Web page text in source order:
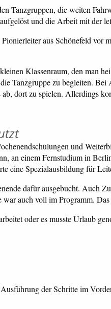
Tanzgruppen, die weiten
und die Arbeit mit der
aus Schönefeld
Klassenraum, den man
Tanzgruppe zu begleiten.
ab, dort zu spielen.
und
an einem Fernstudium in
eine Spezialausbildung für
dafür ausgebucht. Auch
auch voll im Programm.
oder es musste Urlaub
der Schritte im